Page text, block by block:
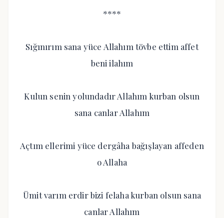
****
Sığınırım sana yüce Allahım tövbe ettim affet
beni ilahım
Kulun senin yolundadır Allahım kurban olsun
sana canlar Allahım
Açtım ellerimi yüce dergâha bağışlayan affeden
o Allaha
Ümit varım erdir bizi felaha kurban olsun sana
canlar Allahım